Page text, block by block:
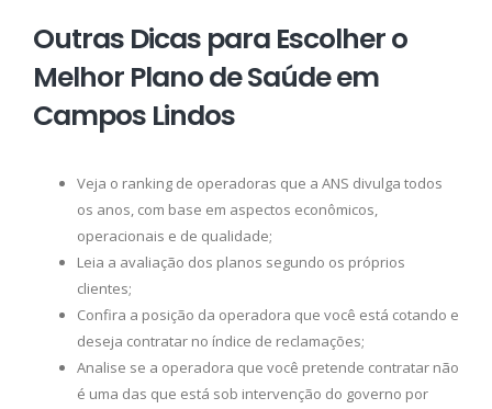
Outras Dicas para Escolher o
Melhor Plano de Saúde em
Campos Lindos
Veja o ranking de operadoras que a ANS divulga todos
os anos, com base em aspectos econômicos,
operacionais e de qualidade;
Leia a avaliação dos planos segundo os próprios
clientes;
Confira a posição da operadora que você está cotando e
deseja contratar no índice de reclamações;
Analise se a operadora que você pretende contratar não
é uma das que está sob intervenção do governo por